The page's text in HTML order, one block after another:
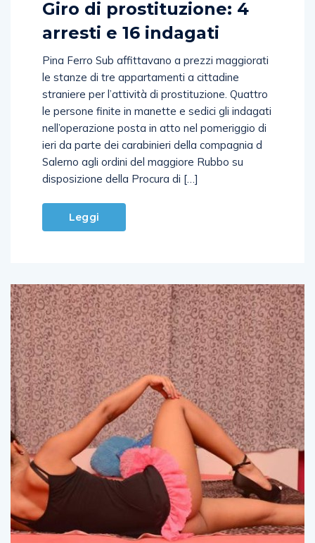
Giro di prostituzione: 4
arresti e 16 indagati
Pina Ferro Sub affittavano a prezzi maggiorati
le stanze di tre appartamenti a cittadine
straniere per l’attività di prostituzione. Quattro
le persone finite in manette e sedici gli indagati
nell’operazione posta in atto nel pomeriggio di
ieri da parte dei carabinieri della compagnia d
Salerno agli ordini del maggiore Rubbo su
disposizione della Procura di […]
Leggi